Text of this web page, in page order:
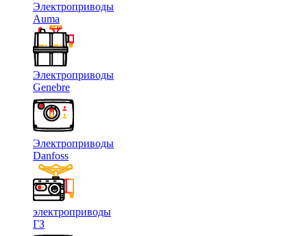
Электроприводы
Auma
Электроприводы
Genebre
Электроприводы
Danfoss
электроприводы
ГЗ